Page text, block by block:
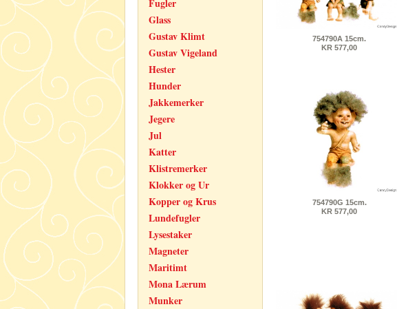
Fugler
Glass
Gustav Klimt
Gustav Vigeland
Hester
Hunder
Jakkemerker
Jegere
Jul
Katter
Klistremerker
Klokker og Ur
Kopper og Krus
Lundefugler
Lysestaker
Magneter
Maritimt
Mona Lærum
Munker
754790A 15cm.
KR 577,00
754790G 15cm.
KR 577,00